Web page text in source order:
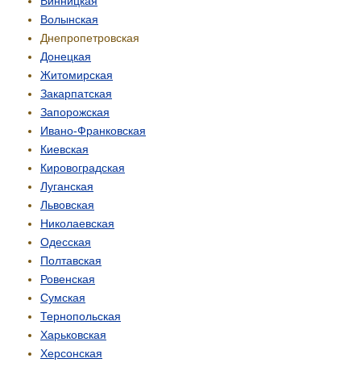
Волынская
Днепропетровская
Донецкая
Житомирская
Закарпатская
Запорожская
Ивано-Франковская
Киевская
Кировоградская
Луганская
Львовская
Николаевская
Одесская
Полтавская
Ровенская
Сумская
Тернопольская
Харьковская
Херсонская